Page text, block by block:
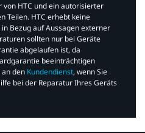
HTC und ein autorisierter
Teilen. HTC erhebt keine
Bezug auf Aussagen externer
sollten nur bei Geräte
abgelaufen ist, da
beeinträchtigen
an den Kundendienst, wenn Sie
bei der Reparatur Ihres Geräts